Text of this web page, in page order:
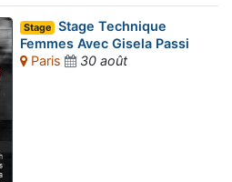
Stage
Stage Technique
Femmes Avec Gisela Passi
Paris
30 août